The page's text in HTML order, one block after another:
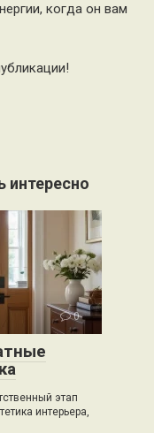
когда он вам
0
этап
интерьера,